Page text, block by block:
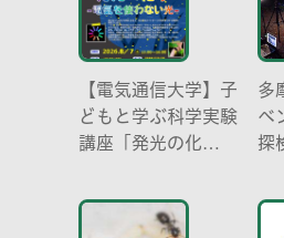
【電気通信大学】子
どもと学ぶ科学実験
講座「発光の化
い光-」
多
ベ
探